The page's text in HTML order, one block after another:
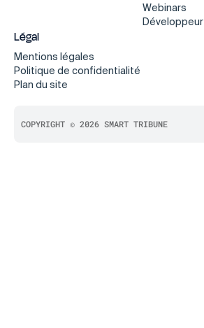
Webinars
Développeur
Légal
Mentions légales
Politique de confidentialité
Plan du site
COPYRIGHT © 2026 SMART TRIBUNE